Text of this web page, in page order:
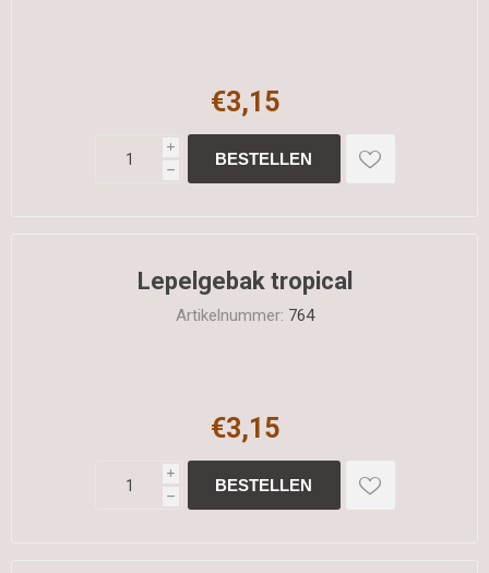
€3,15
i
h
Lepelgebak tropical
Artikelnummer: 764
€3,15
i
h